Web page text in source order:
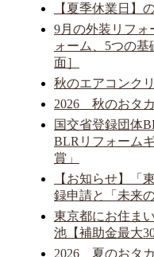
【夏季休業日】
9月の外装リフォ
ォーム、5つの
面］
秋のエアコンク
2026 秋のおタ
国交省登録団体
BLRリフォーム
賞」
【お知らせ】「
録申請と「未来
東京都にお住ま
池【補助金最大
2026 夏のおタ